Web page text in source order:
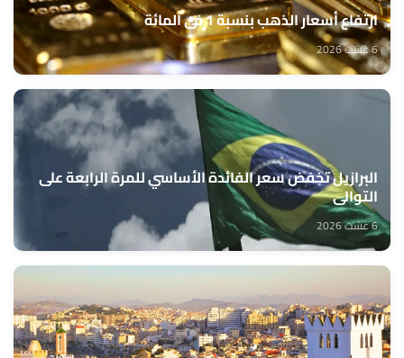
ارتفاع أسعار الذهب بنسبة 1 في المائة
6 غشت 2026
البرازيل تخفض سعر الفائدة الأساسي للمرة الرابعة على
التوالي
6 غشت 2026